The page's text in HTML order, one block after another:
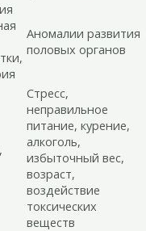
Аномалии развития
половых органов
Стресс,
неправильное
питание, курение,
алкоголь,
избыточный вес,
возраст,
воздействие
токсических
веществ